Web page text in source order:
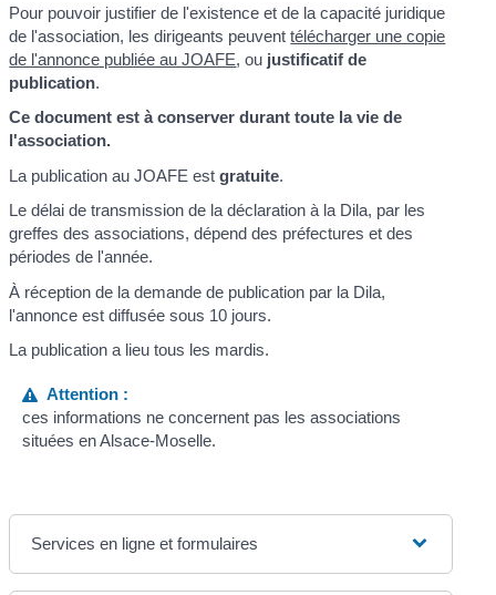
Pour pouvoir justifier de l'existence et de la capacité juridique
de l'association, les dirigeants peuventtélécharger une copie
de l'annonce publiée au JOAFE, ou justificatif de
publication.
Ce document est à conserver durant toute la vie de
l'association.
La publication au JOAFE est gratuite.
Le délai de transmission de la déclaration à la Dila, par les
greffes des associations, dépend des préfectures et des
périodes de l'année.
À réception de la demande de publication par la Dila,
l'annonce est diffusée sous 10 jours.
La publication a lieu tous les mardis.
Attention :
ces informations ne concernent pas les associations
situées en Alsace-Moselle.
Services en ligne et formulaires